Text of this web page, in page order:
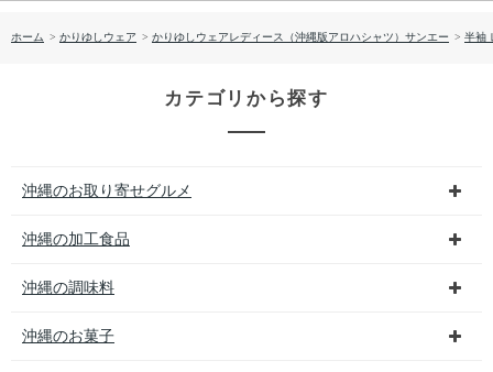
ホーム > かりゆしウェア > かりゆしウェアレディース（沖縄版アロハシャツ）サンエー > 半袖
カテゴリから探す
沖縄のお取り寄せグルメ
沖縄の加工食品
沖縄の調味料
沖縄のお菓子